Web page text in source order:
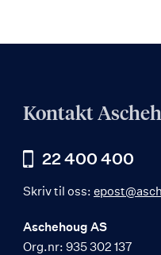
Kontakt
22 400 400
Skriv til oss:
Aschehoug AS
Org.nr: 935 302 137